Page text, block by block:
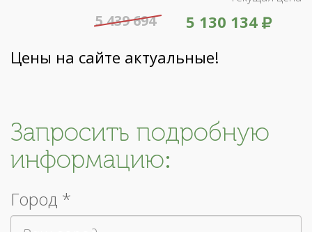
5 130 134
5 439 694
Цены на сайте актуальные!
Запросить подробную
информацию:
Город *